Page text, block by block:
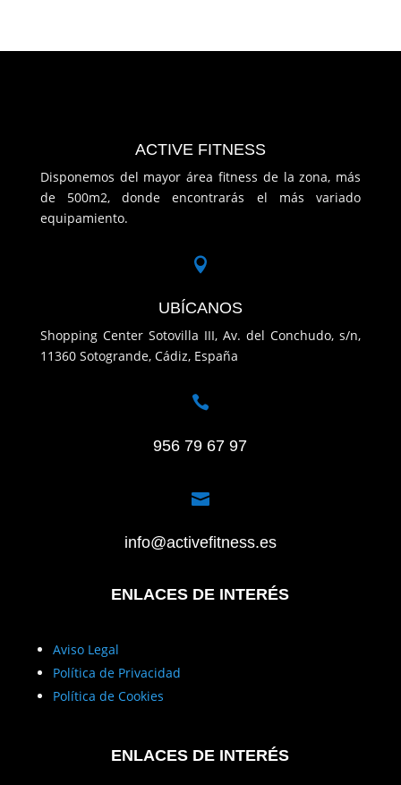
ACTIVE FITNESS
Disponemos del mayor área fitness de la zona, más
de 500m2, donde encontrarás el más variado
equipamiento.

UBÍCANOS
Shopping Center Sotovilla III, Av. del Conchudo, s/n,
11360 Sotogrande, Cádiz, España

956 79 67 97

info@activefitness.es
ENLACES DE INTERÉS
Aviso Legal
Política de Privacidad
Política de Cookies
ENLACES DE INTERÉS